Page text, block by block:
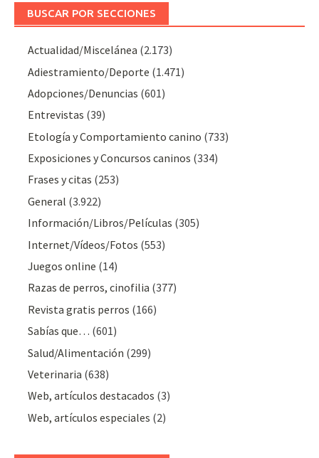
BUSCAR POR SECCIONES
Actualidad/Miscelánea (2.173)
Adiestramiento/Deporte (1.471)
Adopciones/Denuncias (601)
Entrevistas (39)
Etología y Comportamiento canino (733)
Exposiciones y Concursos caninos (334)
Frases y citas (253)
General (3.922)
Información/Libros/Películas (305)
Internet/Vídeos/Fotos (553)
Juegos online (14)
Razas de perros, cinofilia (377)
Revista gratis perros (166)
Sabías que… (601)
Salud/Alimentación (299)
Veterinaria (638)
Web, artículos destacados (3)
Web, artículos especiales (2)